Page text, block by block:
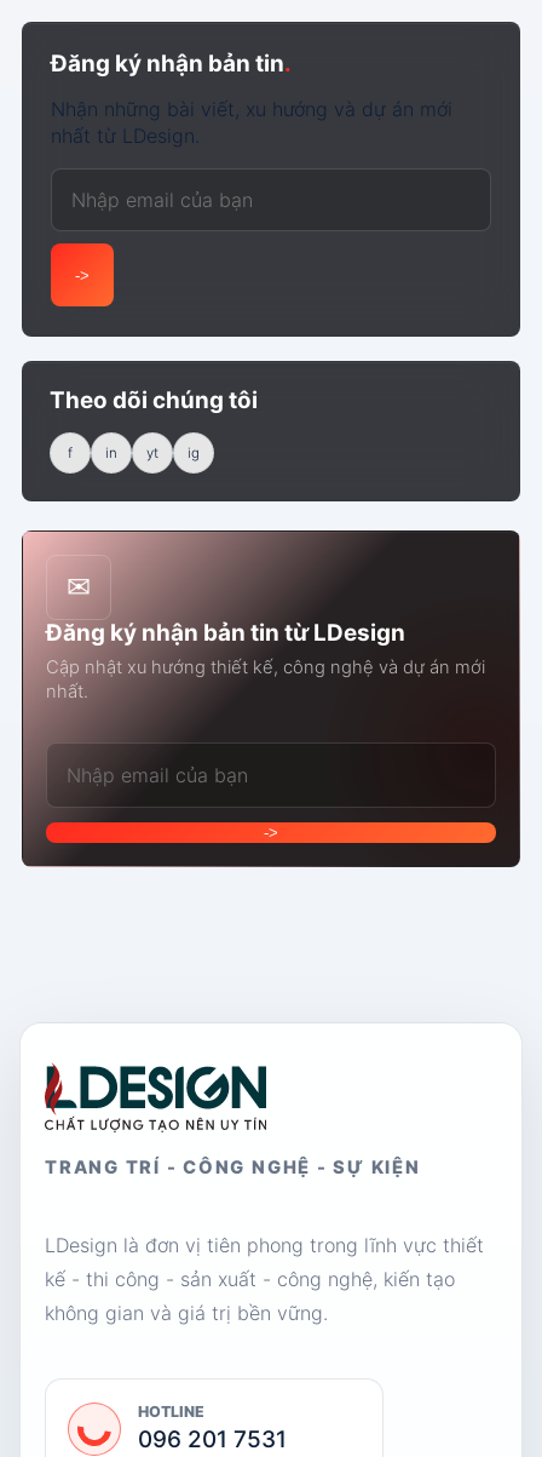
Đăng ký nhận bản tin.
Nhận những bài viết, xu hướng và dự án mới
nhất từ LDesign.
Email của bạn
->
Theo dõi chúng tôi
f in yt ig
✉
Đăng ký nhận bản tin từ LDesign
Cập nhật xu hướng thiết kế, công nghệ và dự án mới
nhất.
Email của bạn
->
TRANG TRÍ - CÔNG NGHỆ - SỰ KIỆN
LDesign là đơn vị tiên phong trong lĩnh vực thiết
kế - thi công - sản xuất - công nghệ, kiến tạo
không gian và giá trị bền vững.
HOTLINE
096 201 7531